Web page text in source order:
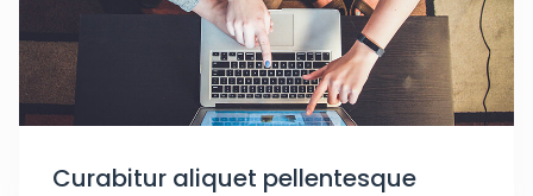
Curabitur aliquet pellentesque